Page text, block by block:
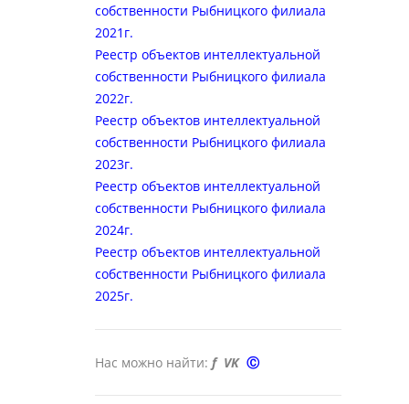
собственности Рыбницкого филиала
2021г.
Реестр объектов интеллектуальной
собственности Рыбницкого филиала
2022г.
Реестр объектов интеллектуальной
собственности Рыбницкого филиала
2023г.
Реестр объектов интеллектуальной
собственности Рыбницкого филиала
2024г.
Реестр объектов интеллектуальной
собственности Рыбницкого филиала
2025г.
Нас можно найти: f VK Ⓒ